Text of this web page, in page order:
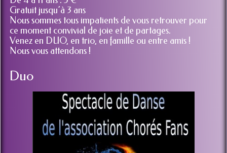
Gratuit jusqu’à 3 ans
Nous sommes tous impatients de vous retrouver pour
ce moment convivial de joie et de partages.
Venez en DUO, en trio, en famille ou entre amis !
Nous vous attendons !
Duo